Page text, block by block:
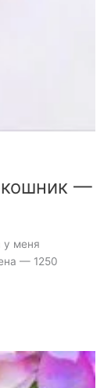
—
у меня
— 1250